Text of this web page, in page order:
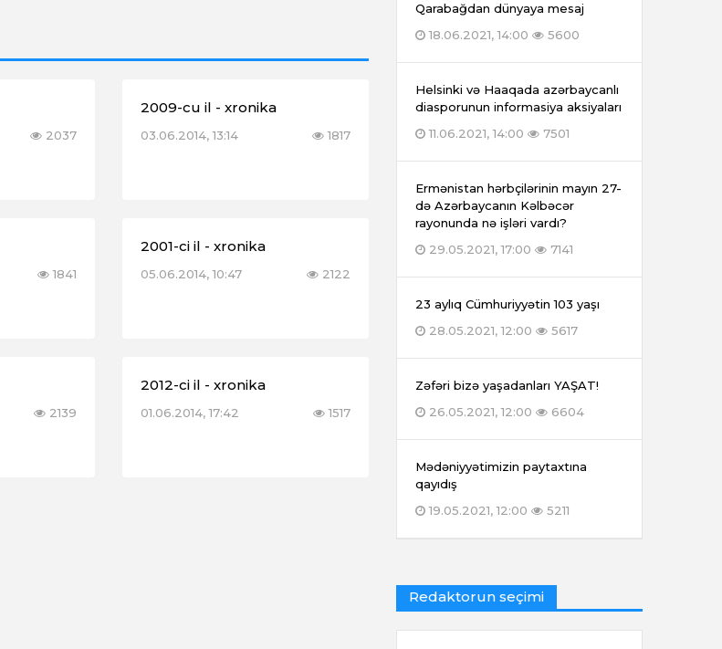
2037
2009-cu il - xronika
03.06.2014, 13:14 1817
1841
2001-ci il - xronika
05.06.2014, 10:47 2122
2139
2012-ci il - xronika
01.06.2014, 17:42 1517
Qarabağdan dünyaya mesaj
18.06.2021, 14:00
5600
Helsinki və Haaqada azərbaycanlı
diasporunun informasiya aksiyaları
11.06.2021, 14:00
7501
Ermənistan hərbçilərinin mayın 27-
də Azərbaycanın Kəlbəcər
rayonunda nə işləri vardı?
29.05.2021, 17:00
7141
23 aylıq Cümhuriyyətin 103 yaşı
28.05.2021, 12:00
5617
Zəfəri bizə yaşadanları YAŞAT!
26.05.2021, 12:00
6604
Mədəniyyətimizin paytaxtına
qayıdış
19.05.2021, 12:00
5211
Redaktorun seçimi